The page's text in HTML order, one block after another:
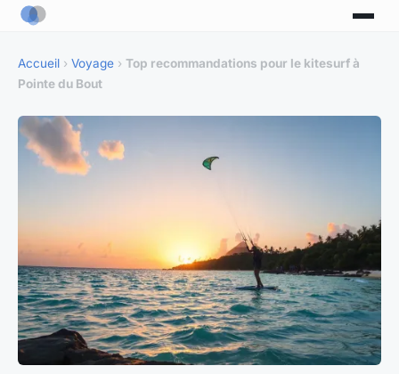
Accueil › Voyage › Top recommandations pour le kitesurf à
Pointe du Bout